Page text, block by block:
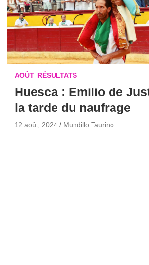
AOÛT RÉSULTATS
Huesca : Emilio de
la tarde du naufrage
12 août, 2024 Mundillo Taurino